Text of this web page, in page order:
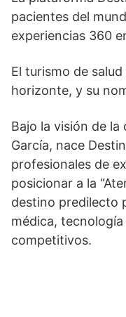
pacientes del
experiencias 360
El turismo de
horizonte, y su
Bajo la visión de
García, nace
profesionales de
posicionar a la
destino predilecto
médica,
competitivos.